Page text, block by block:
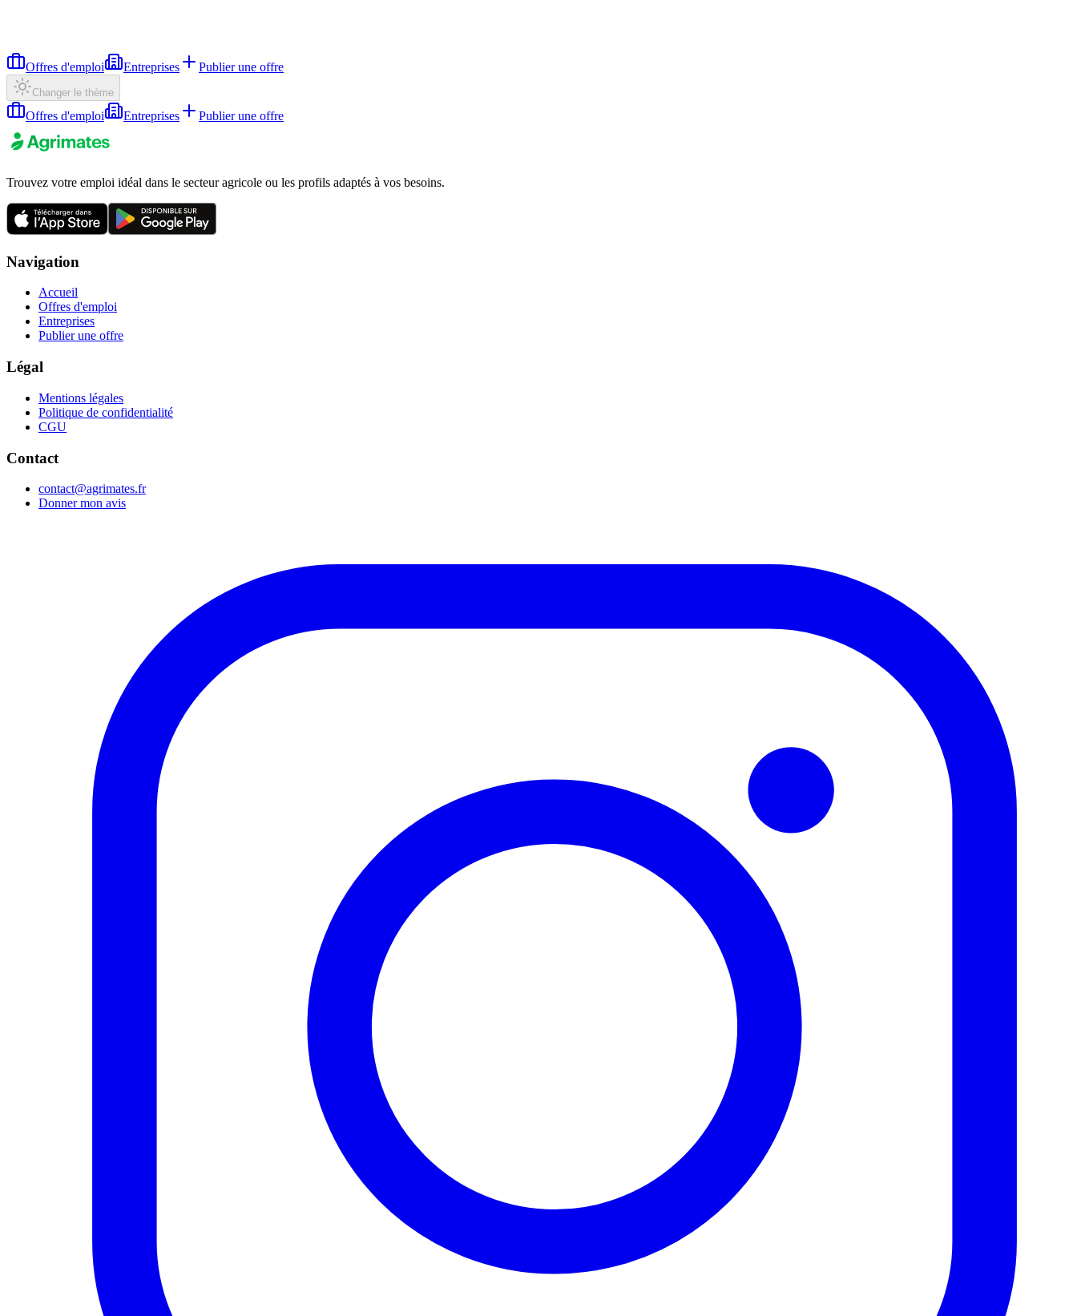
Offres d'emploi Entreprises Publier une offre
Changer le thème
Offres d'emploi Entreprises Publier une offre
Trouvez votre emploi idéal dans le secteur agricole ou les profils adaptés à vos besoins.
Navigation
Accueil
Offres d'emploi
Entreprises
Publier une offre
Légal
Mentions légales
Politique de confidentialité
CGU
Contact
contact@agrimates.fr
Donner mon avis